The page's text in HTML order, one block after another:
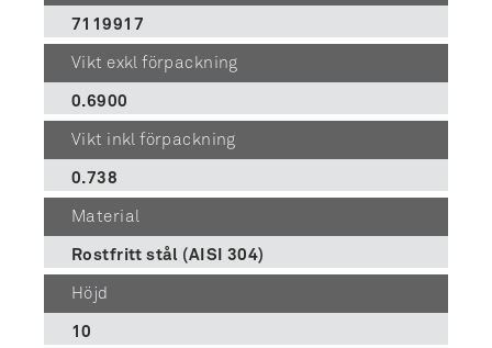
7119917
Vikt exkl förpackning
0.6900
Vikt inkl förpackning
0.738
Material
Rostfritt stål (AISI 304)
Höjd
10